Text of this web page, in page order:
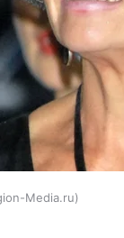
Media.ru